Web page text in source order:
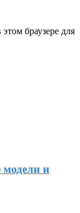
браузере для
модели и